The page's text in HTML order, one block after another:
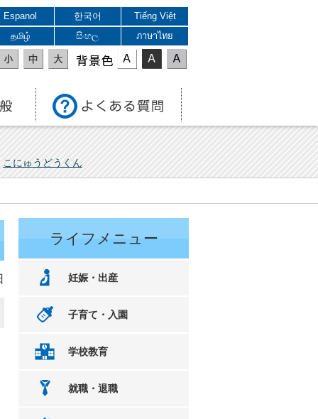
Espanol 한국어
Tiếng Việt
தமிழ் සිංහල ภาษาไทย
表示色
こにゅうどうくん
ライフメニュー
妊娠・出産
子育て・入園
学校教育
就職・退職